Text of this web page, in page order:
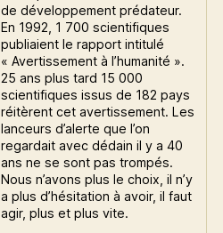
de développement prédateur.
En 1992, 1 700 scientifiques
publiaient le rapport intitulé
« Avertissement à l’humanité ».
25 ans plus tard 15 000
scientifiques issus de 182 pays
réitèrent cet avertissement. Les
lanceurs d’alerte que l’on
regardait avec dédain il y a 40
ans ne se sont pas trompés.
Nous n’avons plus le choix, il n’y
a plus d’hésitation à avoir, il faut
agir, plus et plus vite.